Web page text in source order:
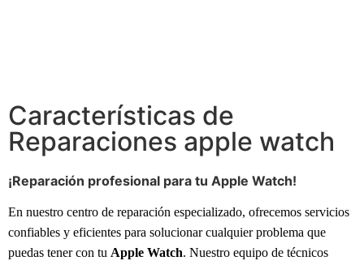
Características de
Reparaciones apple watch
¡Reparación profesional para tu Apple Watch!
En nuestro centro de reparación especializado, ofrecemos servicios
confiables y eficientes para solucionar cualquier problema que
puedas tener con tu Apple Watch. Nuestro equipo de técnicos